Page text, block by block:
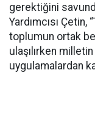
gerektiğini
Yardımcısı
toplumun ortak
ulaşılırken
uygulamalardan